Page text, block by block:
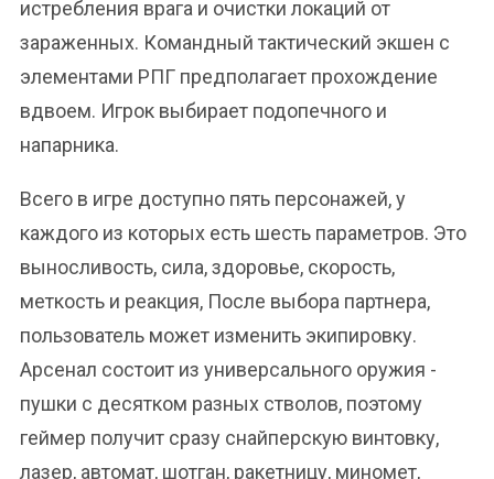
истребления врага и очистки локаций от
зараженных. Командный тактический экшен с
элементами РПГ предполагает прохождение
вдвоем. Игрок выбирает подопечного и
напарника.
Всего в игре доступно пять персонажей, у
каждого из которых есть шесть параметров. Это
выносливость, сила, здоровье, скорость,
меткость и реакция, После выбора партнера,
пользователь может изменить экипировку.
Арсенал состоит из универсального оружия -
пушки с десятком разных стволов, поэтому
геймер получит сразу снайперскую винтовку,
лазер, автомат, шотган, ракетницу, миномет,